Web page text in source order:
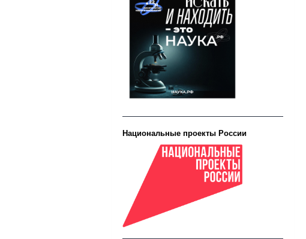
Национальные проекты России